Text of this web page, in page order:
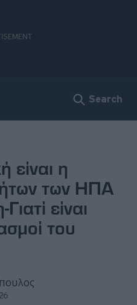
Search
είναι η
των ΗΠΑ
είναι
του